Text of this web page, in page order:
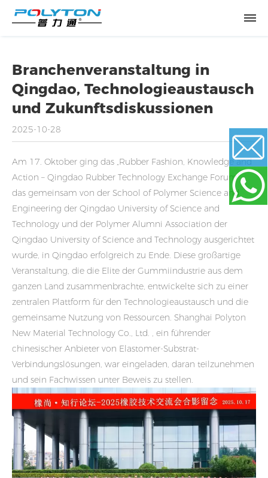
Branchenveranstaltung in
Qingdao, Technologieaustausch
und Zukunftsdiskussionen
2025-10-28
Am 17. Oktober ging das „Rubber Fashion, Knowledge and
Action – Qingdao Rubber Technology Exchange Forum“,
das gemeinsam von der School of Polymer Science and
Engineering der Qingdao University of Science and
Technology und der Polymer Alumni Association der
Qingdao University of Science and Technology ausgerichtet
wurde, in Qingdao erfolgreich zu Ende. Diese großartige
Veranstaltung, die die Elite der Gummiindustrie aus dem
ganzen Land zusammenbrachte, entwickelte sich zu einer
zentralen Plattform für den Technologieaustausch und die
gemeinsame Nutzung von Ressourcen. Shanghai Polyton
New Material Technology Co., Ltd. , ein führender
chinesischer Anbieter von Elastomer-Substrat-
Verbindungslösungen, war eingeladen, daran teilzunehmen
und sein Fachwissen unter Beweis zu stellen.
Email